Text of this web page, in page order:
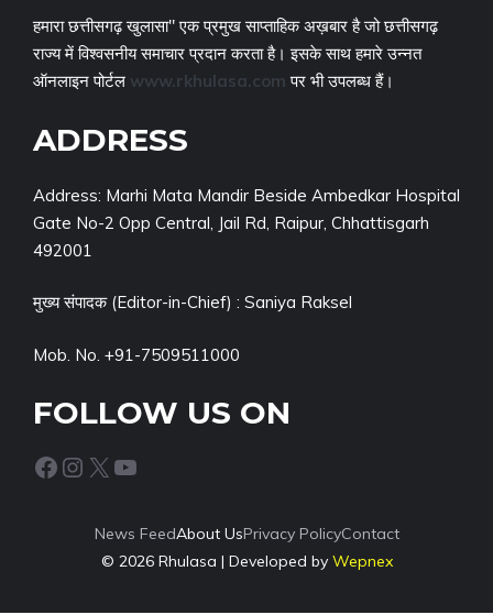
हमारा छत्तीसगढ़ खुलासा" एक प्रमुख साप्ताहिक अख़बार है जो छत्तीसगढ़
राज्य में विश्वसनीय समाचार प्रदान करता है। इसके साथ हमारे उन्नत
ऑनलाइन पोर्टल www.rkhulasa.com पर भी उपलब्ध हैं।
ADDRESS
Address: Marhi Mata Mandir Beside Ambedkar Hospital
Gate No-2 Opp Central, Jail Rd, Raipur, Chhattisgarh
492001
मुख्य संपादक (Editor-in-Chief) : Saniya Raksel
Mob. No. +91-7509511000
FOLLOW US ON
Facebook Instagram X YouTube
News FeedAbout UsPrivacy PolicyContact
© 2026 Rhulasa | Developed by Wepnex